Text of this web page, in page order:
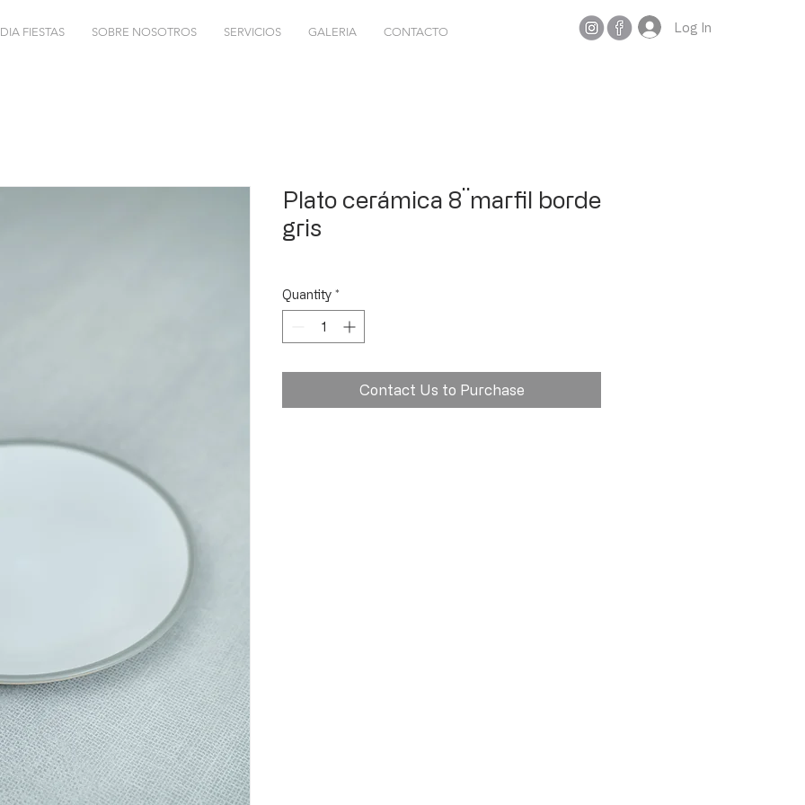
FIESTAS SOBRE NOSOTROS SERVICIOS GALERIA CONTACTO Log In
Plato cerámica 8¨marfil borde
gris
Quantity *
Contact Us to Purchase